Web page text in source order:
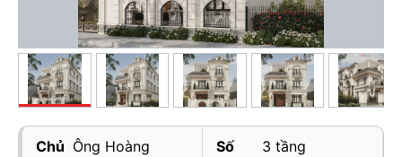
Chủ Ông Hoàng
Số
3 tầng